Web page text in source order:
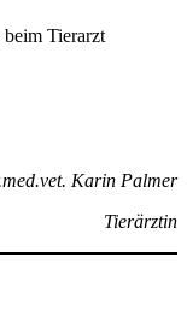
Tierarzt
Karin Palmer
Tierärztin